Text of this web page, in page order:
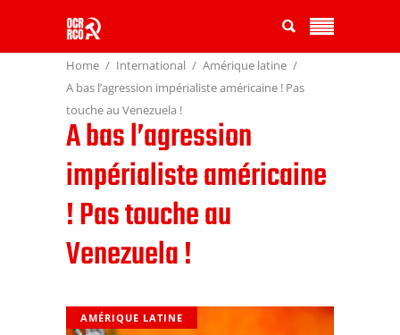
Home International
Amérique latine
A bas l’agression impérialiste américaine ! Pas
touche au Venezuela !
A bas l’agression
impérialiste américaine
! Pas touche au
Venezuela !
AMÉRIQUE LATINE